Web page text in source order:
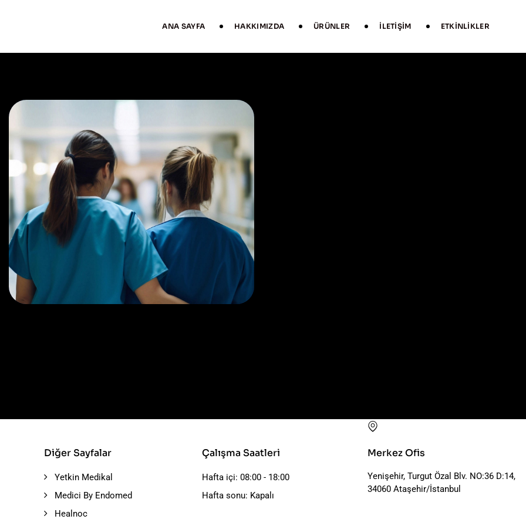
ANA SAYFA HAKKIMIZDA ÜRÜNLER İLETIŞIM ETKINLIKLER
Treatments
Laboratory & Pathology
Diğer Sayfalar
Yetkin Medikal
Medici By Endomed
Healnoc
Çalışma Saatleri
Hafta içi: 08:00 - 18:00
Hafta sonu: Kapalı
Merkez Ofis
Yenişehir, Turgut Özal Blv. NO:36 D:14,
34060 Ataşehir/İstanbul